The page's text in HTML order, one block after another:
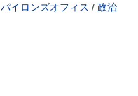
パイロンズオフィス / 政治